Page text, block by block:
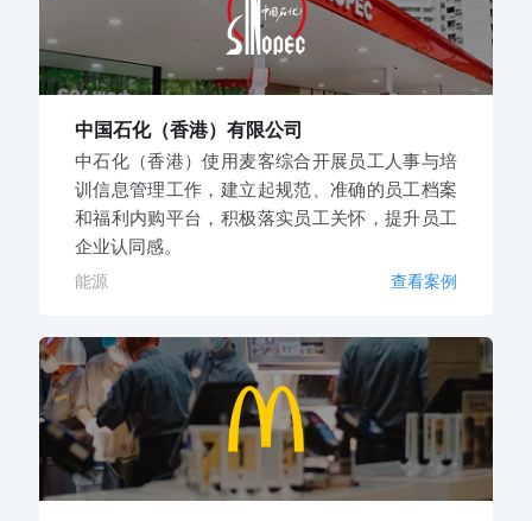
中国石化（香港）有限公司
中石化（香港）使用麦客综合开展员工人事与培
训信息管理工作，建立起规范、准确的员工档案
和福利内购平台，积极落实员工关怀，提升员工
企业认同感。
能源 查看案例